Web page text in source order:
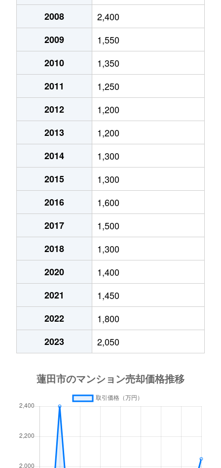
2008
2,400
2009
1,550
2010
1,350
2011
1,250
2012
1,200
2013
1,200
2014
1,300
2015
1,300
2016
1,600
2017
1,500
2018
1,300
2020
1,400
2021
1,450
2022
1,800
2023
2,050